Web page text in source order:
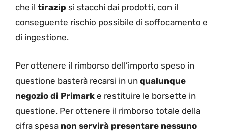
che il tirazip si stacchi dai prodotti, con il
conseguente rischio possibile di soffocamento e
di ingestione.
Per ottenere il rimborso dell’importo speso in
questione basterà recarsi in un qualunque
negozio di Primark e restituire le borsette in
questione. Per ottenere il rimborso totale della
cifra spesa non servirà presentare nessuno